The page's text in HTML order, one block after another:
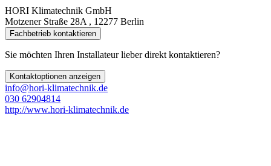
HORI Klimatechnik GmbH
Motzener Straße 28A , 12277 Berlin
Fachbetrieb kontaktieren
Sie möchten Ihren Installateur lieber direkt kontaktieren?
Kontaktoptionen anzeigen
info@hori-klimatechnik.de
030 62904814
http://www.hori-klimatechnik.de